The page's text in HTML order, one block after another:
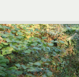
naar
de
inhoud
gaan